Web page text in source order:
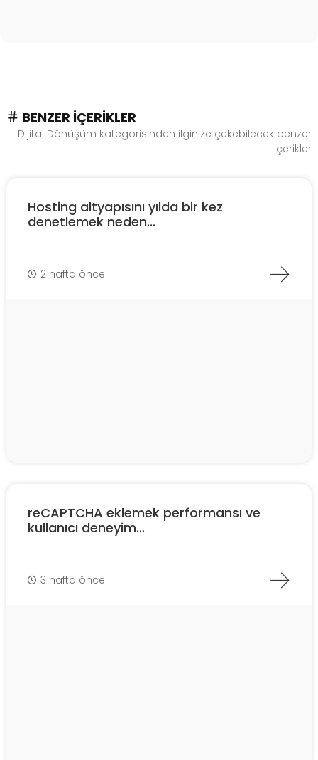
BENZER İÇERIKLER
Dijital Dönüşüm kategorisinden ilginize çekebilecek benzer
içerikler
Hosting altyapısını yılda bir kez
denetlemek neden...
2 hafta önce
reCAPTCHA eklemek performansı ve
kullanıcı deneyim...
3 hafta önce